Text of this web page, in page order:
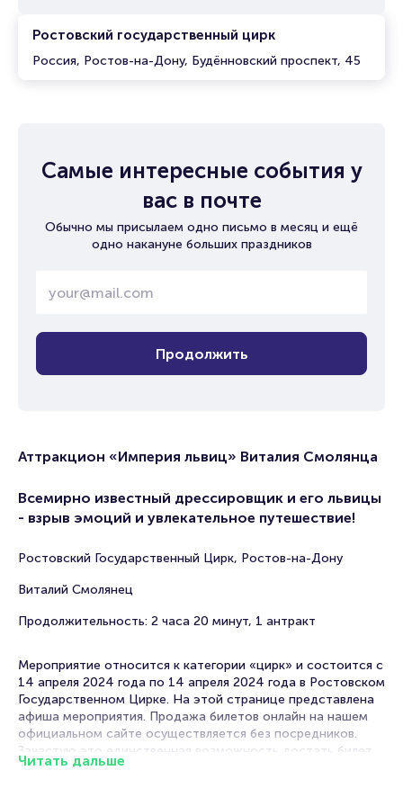
Ростовский государственный цирк
Россия, Ростов-на-Дону, Будённовский проспект, 45
Самые интересные события у
вас в почте
Обычно мы присылаем одно письмо в месяц и ещё
одно накануне больших праздников
Продолжить
Аттракцион «Империя львиц» Виталия Смолянца
Всемирно известный дрессировщик и его львицы
- взрыв эмоций и увлекательное путешествие!
Ростовский Государственный Цирк, Ростов-на-Дону
Виталий Смолянец
Продолжительность: 2 часа 20 минут, 1 антракт
Мероприятие относится к категории «цирк» и состоится с
14 апреля 2024 года по 14 апреля 2024 года в Ростовском
Государственном Цирке. На этой странице представлена
афиша мероприятия. Продажа билетов онлайн на нашем
официальном сайте осуществляется без посредников.
Зачастую это единственная возможность достать билет
на аттракцион.
Читать дальше